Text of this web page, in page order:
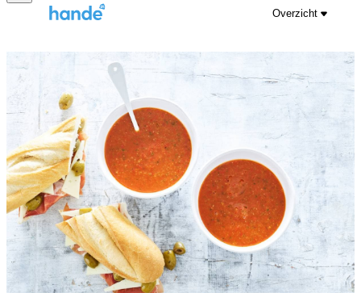
Overzicht